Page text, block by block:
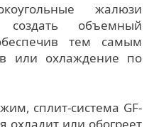
жалюзи
создать объемный
тем самым
или охлаждение по
сплит-система GF-